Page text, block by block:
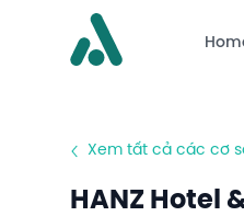
HANZ Hotel